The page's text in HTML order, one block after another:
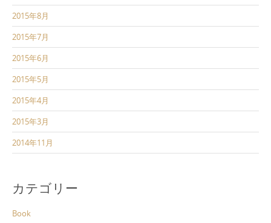
2015年8月
2015年7月
2015年6月
2015年5月
2015年4月
2015年3月
2014年11月
カテゴリー
Book